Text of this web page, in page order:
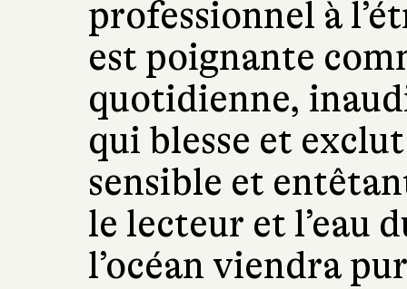
professionnel à
est poignante
quotidienne,
qui blesse et
sensible et
le lecteur et l’eau
l’océan viendra